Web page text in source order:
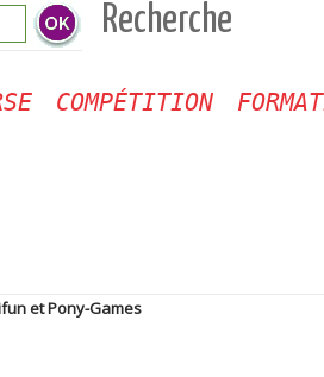
Recherche
COMPÉTITION
et Pony-Games